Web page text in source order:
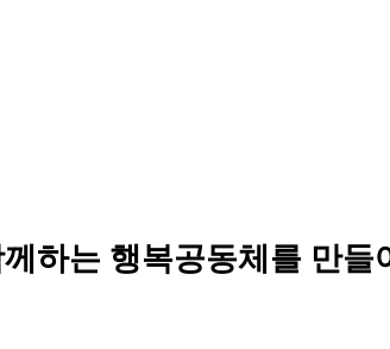
하는 행복공동체를 만들